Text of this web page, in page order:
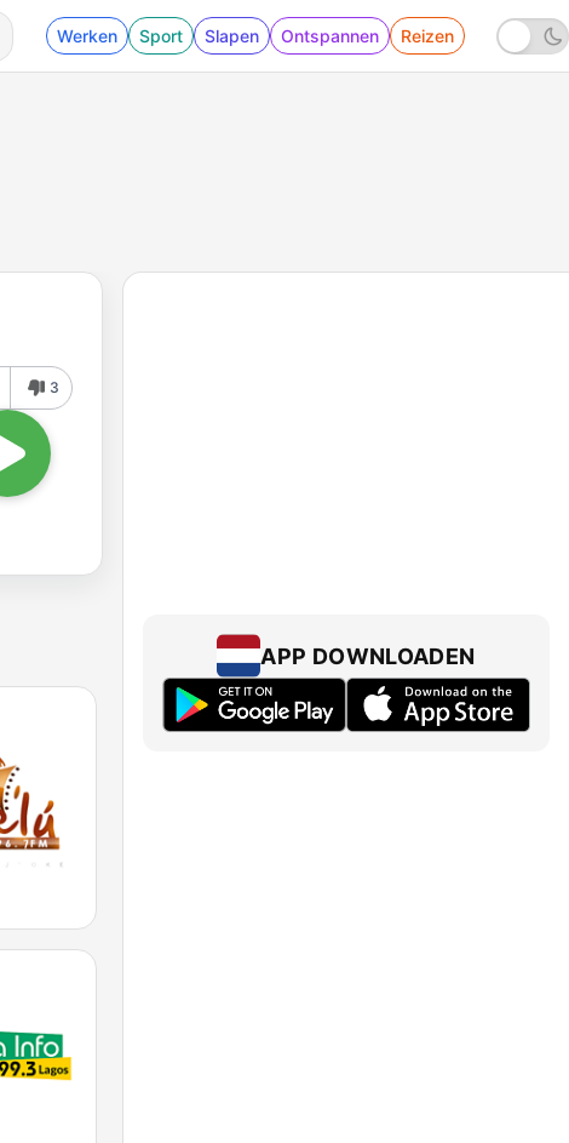
Werken Sport Slapen Ontspannen Reizen
3
APP DOWNLOADEN